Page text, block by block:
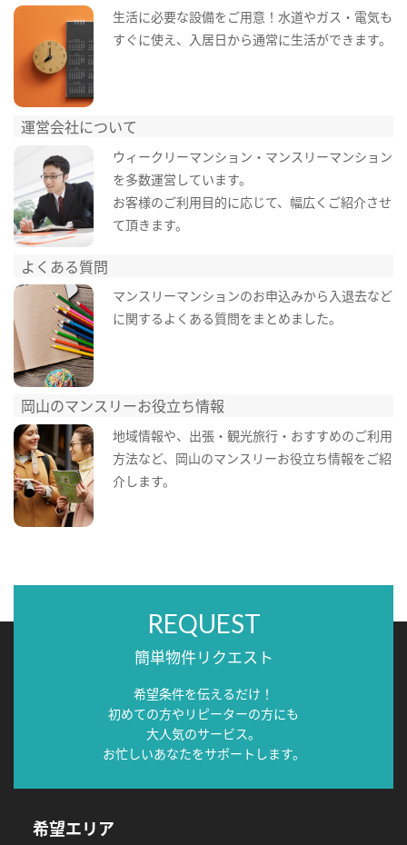
生活に必要な設備をご用意！水道やガス・電気も
すぐに使え、入居日から通常に生活ができます。
運営会社について
ウィークリーマンション・マンスリーマンション
を多数運営しています。
お客様のご利用目的に応じて、幅広くご紹介させ
て頂きます。
よくある質問
マンスリーマンションのお申込みから入退去など
に関するよくある質問をまとめました。
岡山のマンスリーお役立ち情報
地域情報や、出張・観光旅行・おすすめのご利用
方法など、岡山のマンスリーお役立ち情報をご紹
介します。
REQUEST
簡単物件リクエスト
希望条件を伝えるだけ！
初めての方やリピーターの方にも
大人気のサービス。
お忙しいあなたをサポートします。
希望エリア